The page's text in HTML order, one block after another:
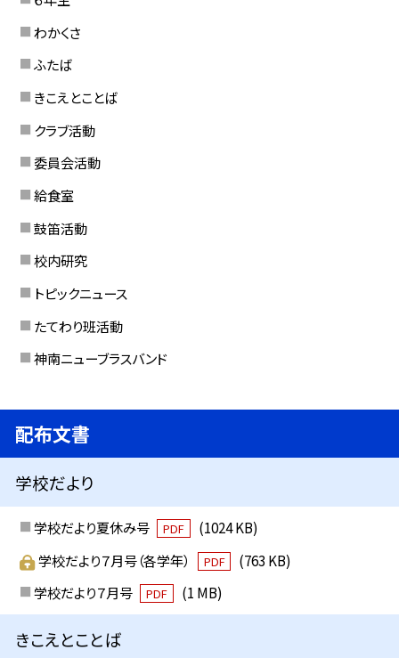
わかくさ
ふたば
きこえとことば
クラブ活動
委員会活動
給食室
鼓笛活動
校内研究
トピックニュース
たてわり班活動
神南ニューブラスバンド
配布文書
学校だより
学校だより夏休み号 PDF
(1024 KB)
学校だより７月号（各学年）
PDF
(763 KB)
学校だより７月号
PDF (1 MB)
きこえとことば